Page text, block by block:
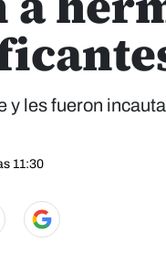
y les fueron
11:30